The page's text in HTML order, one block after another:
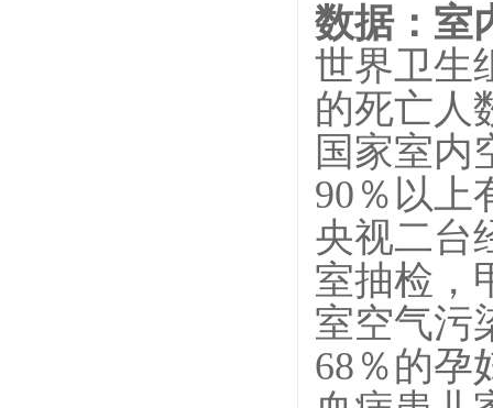
数据：室
世界卫生
的死亡人
国家室内
90 ％以上
央视二台
室抽检，
室空气污
68 ％的孕